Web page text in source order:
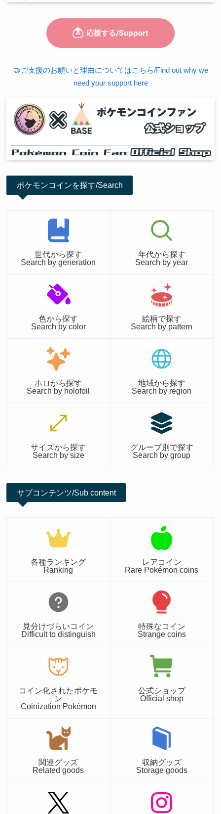
🤝ご支援のお願いと理由についてはこちら/Find out why we
need your support here
ポケモンコインを探す/Search
世代から探す
Search by generation
年代から探す
Search by year
色から探す
Search by color
絵柄で探す
Search by pattern
ホロから探す
Search by holofoil
地域から探す
Search by region
サイズから探す
Search by size
グループ別で探す
Search by group
サブコンテンツ/Sub content
各種ランキング
Ranking
レアコイン
Rare Pokémon coins
見分けづらいコイン
Difficult to distinguish
特殊なコイン
Strange coins
コイン化されたポケモ
ン
Coinization Pokémon
公式ショップ
Official shop
関連グッズ
Related goods
収納グッズ
Storage goods